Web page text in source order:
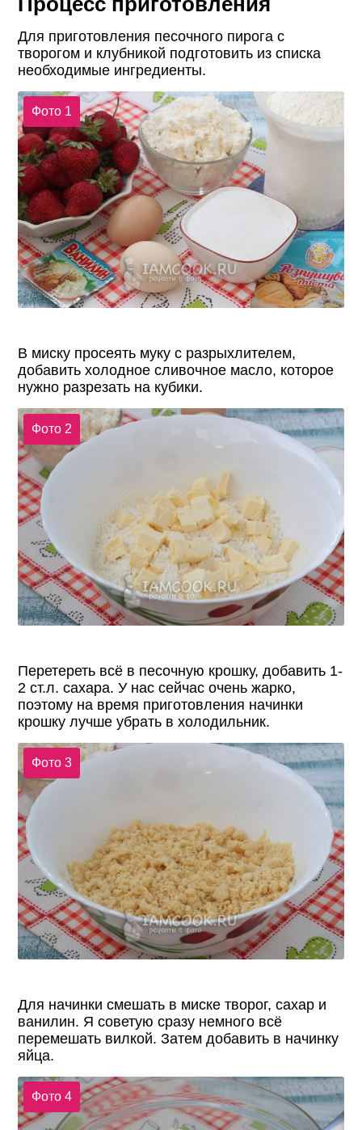
Для приготовления песочного пирога с
творогом и клубникой подготовить из списка
необходимые ингредиенты.
Фото 1
В миску просеять муку с разрыхлителем,
добавить холодное сливочное масло, которое
нужно разрезать на кубики.
Фото 2
Перетереть всё в песочную крошку, добавить 1-
2 ст.л. сахара. У нас сейчас очень жарко,
поэтому на время приготовления начинки
крошку лучше убрать в холодильник.
Фото 3
Для начинки смешать в миске творог, сахар и
ванилин. Я советую сразу немного всё
перемешать вилкой. Затем добавить в начинку
яйца.
Фото 4